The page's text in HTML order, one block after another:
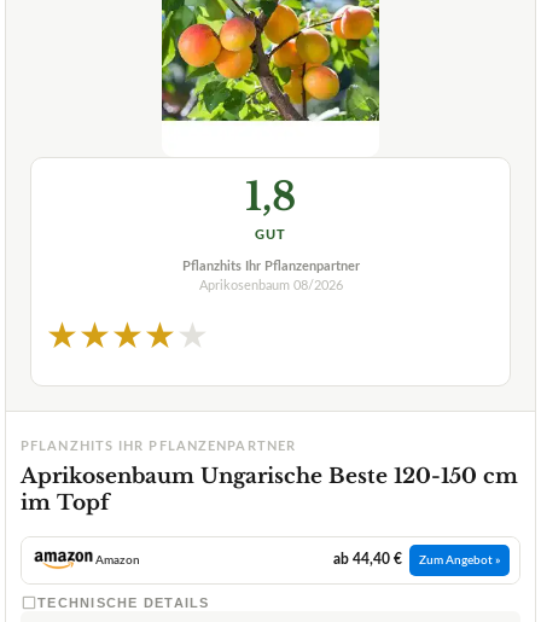
1,8
GUT
Pflanzhits Ihr Pflanzenpartner
Aprikosenbaum 08/2026
★★★★★
PFLANZHITS IHR PFLANZENPARTNER
Aprikosenbaum Ungarische Beste 120-150 cm
im Topf
Amazon ab 44,40 € Zum Angebot »
TECHNISCHE DETAILS